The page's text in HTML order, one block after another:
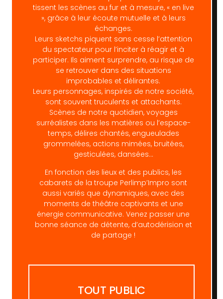
tissent les scènes au fur et à mesure, « en live
», grâce à leur écoute mutuelle et à leurs
échanges.
Leurs sketchs piquent sans cesse l’attention
du spectateur pour l’inciter à réagir et à
participer. Ils aiment surprendre, au risque de
se retrouver dans des situations
improbables et délirantes.
Leurs personnages, inspirés de notre société,
sont souvent truculents et attachants.
Scènes de notre quotidien, voyages
surréalistes dans les matières ou l’espace-
temps, délires chantés, engueulades
grommelées, actions mimées, bruitées,
gesticulées, dansées…
En fonction des lieux et des publics, les
cabarets de la troupe Perlimp’Impro sont
aussi variés que dynamiques, avec des
moments de théâtre captivants et une
énergie communicative. Venez passer une
bonne séance de détente, d’autodérision et
de partage !
TOUT PUBLIC